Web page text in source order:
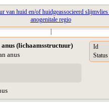
van huid en/of huidgeassocieerd
anogenitale regio
|
(lichaamsstructuur)
anus
Id
Status